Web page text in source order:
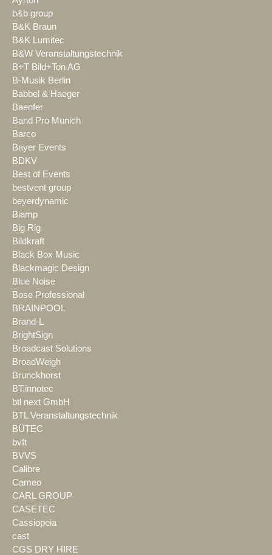
b&b group
B&K Braun
B&K Lumitec
B&W Veranstaltungstechnik
B+T Bild+Ton AG
B-Musik Berlin
Babbel & Haeger
Baenfer
Band Pro Munich
Barco
Bayer Events
BDKV
Best of Events
bestvent group
beyerdynamic
Biamp
Big Rig
Bildkraft
Black Box Music
Blackmagic Design
Blue Noise
Bose Professional
BRAINPOOL
Brand-L
BrightSign
Broadcast Solutions
BroadWeigh
Brunckhorst
BT.innotec
btl next GmbH
BTL Veranstaltungstechnik
BÜTEC
bvft
BVVS
Calibre
Cameo
CARL GROUP
CASETEC
Cassiopeia
cast
CGS DRY HIRE